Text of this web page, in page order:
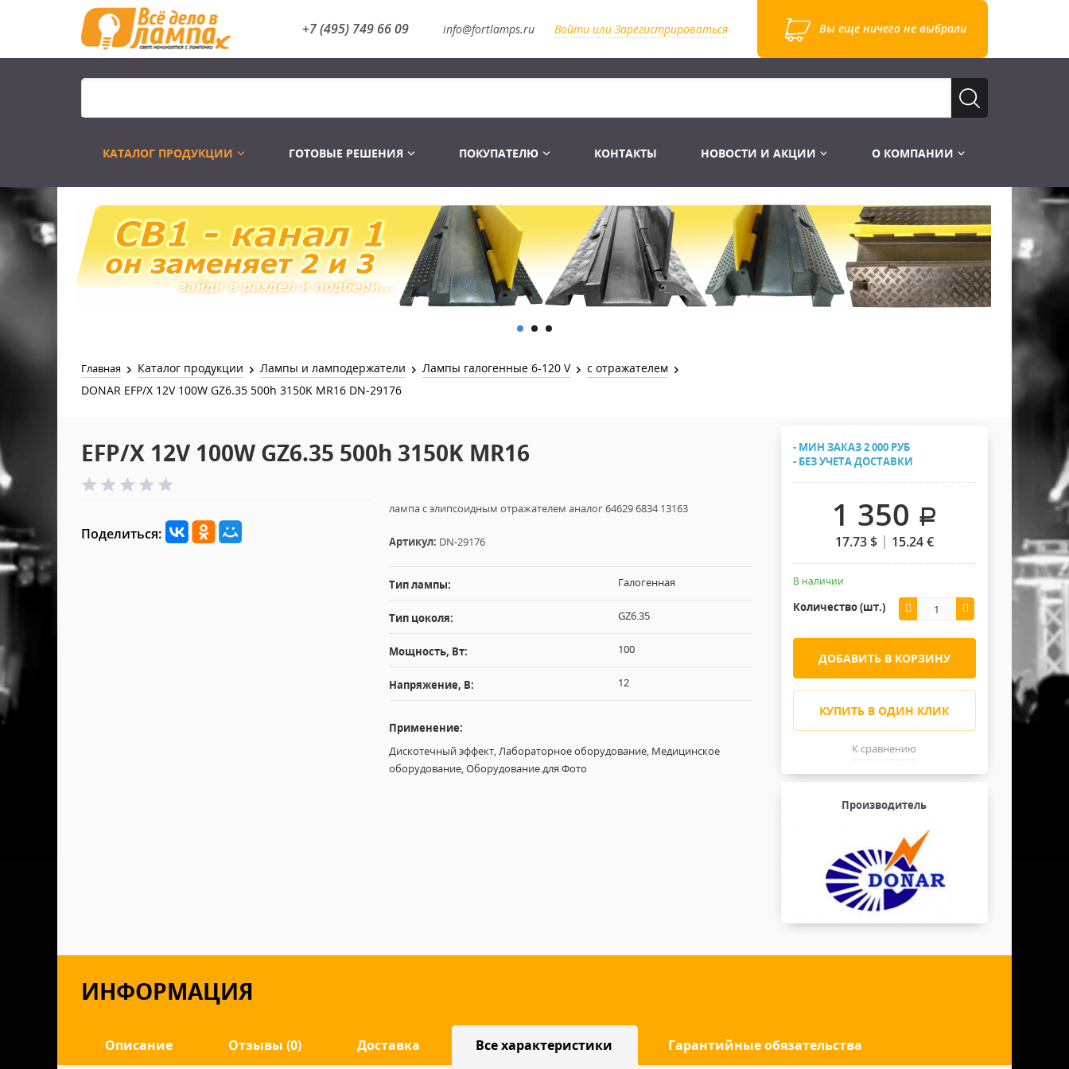
+7 (495) 749 66 09 info@fortlamps.ru Войти или Зарегистрироваться Вы еще ничего не выбрали
КАТАЛОГ ПРОДУКЦИИ
Распродажа
Лампы Винтаж Ретро Декор
Лампы галогенные 6-120 V
Лампы студийные 110-240 V
Лампы-фары PAR
Лампы для бассейна
Лампы газоразрядные
Лампы UV TUV HNS
Лампы видеопроекторные
Пускорегулирующая аппаратура
Распродажа
Перчатки
Сумки и подсумки
Инструменты
Готовые комплекты
Конструктор МИКРОСЦЕНА
Распродажа
Световое оборудование
Аксессуары для света
Лебёдки и Аксессуары
Фермы Штативы Стойки
Распродажа
2х канальные модули
6и канальные модули
Лежачий полицейский ИДН
ГОТОВЫЕ РЕШЕНИЯ ПОКУПАТЕЛЮ КОНТАКТЫ НОВОСТИ И АКЦИИ О КОМПАНИИ
Главная Каталог продукции Лампы и ламподержатели Лампы галогенные 6-120 V
с отражателем
DONAR EFP/X 12V 100W GZ6.35 500h 3150K MR16 DN-29176
EFP/X 12V 100W GZ6.35 500h 3150K MR16
Поделиться:
лампа с элипсоидным отражателем аналог 64629 6834 13163
Артикул: DN-29176
Тип лампы: Галогенная
Тип цоколя: GZ6.35
Мощность, Вт: 100
Напряжение, В: 12
Применение:
Дискотечный эффект, Лабораторное оборудование, Медицинское
оборудование, Оборудование для Фото
- МИН ЗАКАЗ 2 000 РУБ
- БЕЗ УЧЕТА ДОСТАВКИ
1 350 .
17.73$ 15.24€
В наличии
Количество (шт.)
ДОБАВИТЬ В КОРЗИНУ
КУПИТЬ В ОДИН КЛИК
К сравнению
Производитель
ИНФОРМАЦИЯ
Описание Отзывы (0) Доставка Все характеристики Гарантийные обязательства